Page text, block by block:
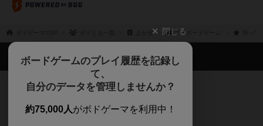
よかぜ マイボードゲーム
閉じる
ボードゲームのプレイ履歴を記録し
て、
自分のデータを管理しませんか？
約75,000人がボドゲーマを利用中！
ボドゲーマTOP
ボードゲームを検索する
ボードゲームの新着レビュー